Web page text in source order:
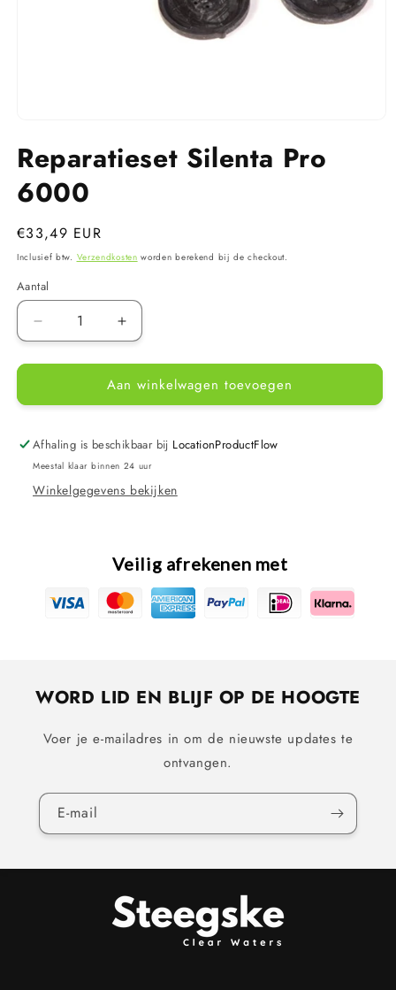
openen
in
Reparatieset Silenta Pro
6000
Normale
prijs
€33,49 EUR
Inclusief btw. Verzendkosten worden berekend bij de checkout.
Aantal
Aantal
verlagen
voor
Reparatieset
Silenta
6000
Aantal
verhogen
voor
Reparatieset
Silenta
6000
Aan winkelwagen toevoegen
Afhaling is beschikbaar bij LocationProductFlow
Meestal klaar binnen 24 uur
Winkelgegevens bekijken
Veilig afrekenen met
WORD LID EN BLIJF OP DE HOOGTE
Voer je e-mailadres in om de nieuwste updates te
ontvangen.
E‑mail